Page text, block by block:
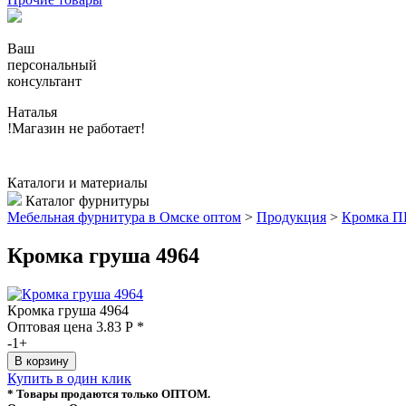
Ваш
персональный
консультант
Наталья
!Магазин не работает!
Каталоги и материалы
Каталог фурнитуры
Мебельная фурнитура в Омске оптом > Продукция > Кромка
Кромка груша 4964
Кромка груша 4964
Оптовая цена 3.83 Р *
-1+
Купить в один клик
* Товары продаются только ОПТОМ.